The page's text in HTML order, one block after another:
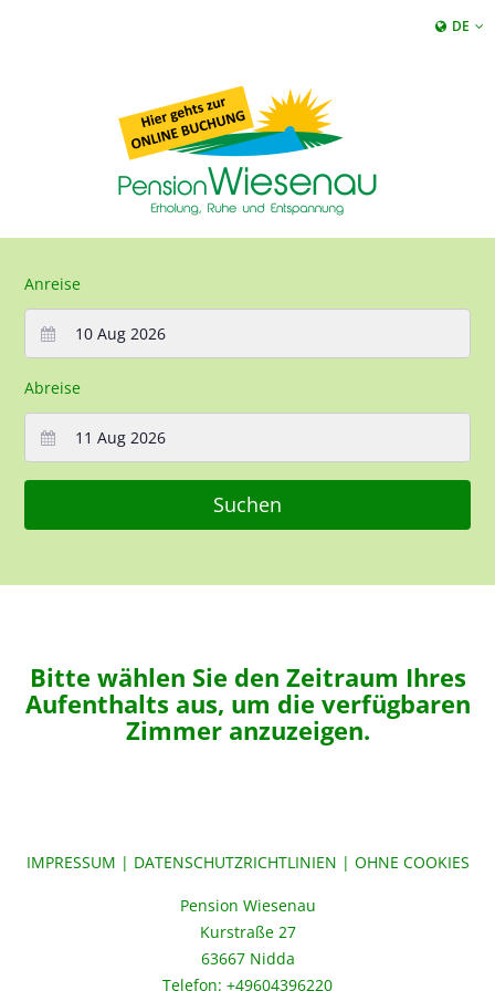
DE
Anreise
Abreise
Bitte wählen Sie den Zeitraum Ihres
Aufenthalts aus, um die verfügbaren
Zimmer anzuzeigen.
IMPRESSUM | DATENSCHUTZRICHTLINIEN | OHNE COOKIES
Pension Wiesenau
Kurstraße 27
63667 Nidda
Telefon: +49604396220